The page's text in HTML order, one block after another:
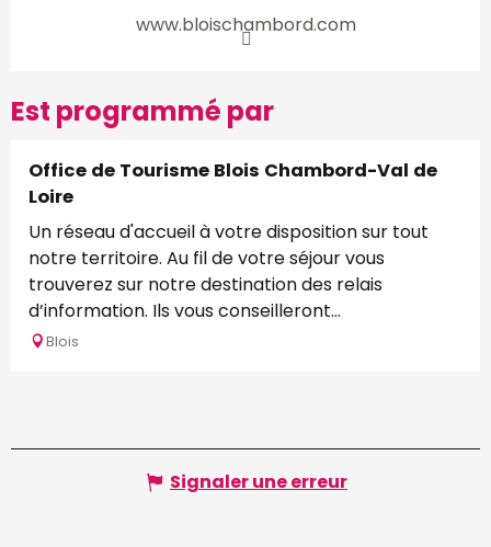
www.bloischambord.com
Est programmé par
Office de Tourisme Blois Chambord-Val de
Loire
Un réseau d'accueil à votre disposition sur tout
notre territoire. Au fil de votre séjour vous
trouverez sur notre destination des relais
d’information. Ils vous conseilleront...
Blois
Signaler une erreur